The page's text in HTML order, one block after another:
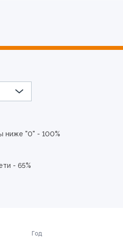
ниже "0" - 100%
- 65%
Год